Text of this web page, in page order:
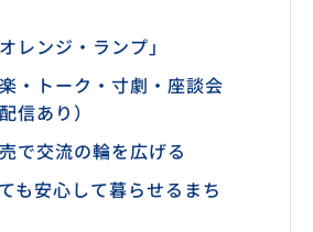
レンジ・ランプ」
・トーク・寸劇・座談会
信あり）
で交流の輪を広げる
も安心して暮らせるまち